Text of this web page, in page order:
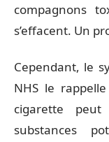
compagnons
s’effacent. Un
Cependant, le
NHS le
cigarette
substances